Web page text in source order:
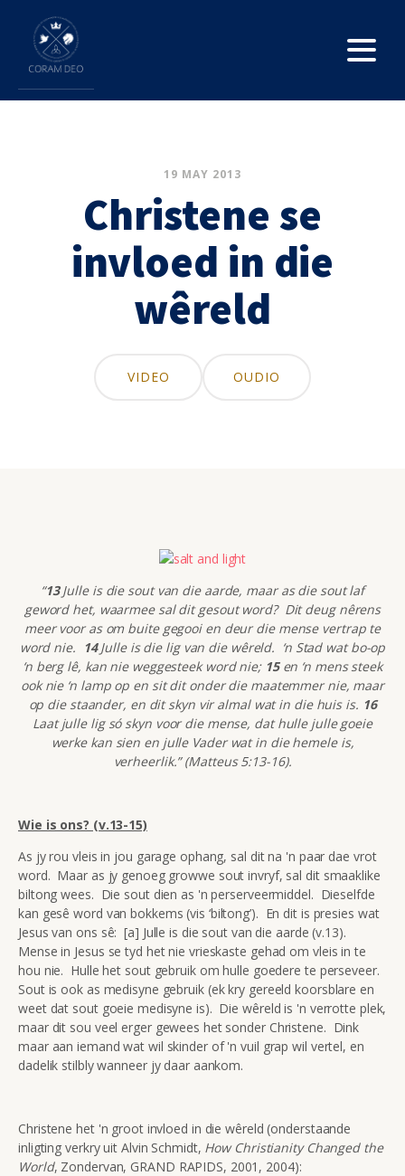
19 MAY 2013
Christene se
invloed in die
wêreld
VIDEO OUDIO
“13Julle is die sout van die aarde, maar as die sout laf
geword het, waarmee sal dit gesout word? Dit deug nêrens
meer voor as om buite gegooi en deur die mense vertrap te
word nie.
14Julle is die lig van die wêreld. ‘n Stad wat bo-op
‘n berg lê, kan nie weggesteek word nie; 15 en ‘n mens steek
ook nie ‘n lamp op en sit dit onder die maatemmer nie, maar
op die staander, en dit skyn vir almal wat in die huis is. 16
Laat julle lig só skyn voor die mense, dat hulle julle goeie
werke kan sien en julle Vader wat in die hemele is,
verheerlik.” (Matteus 5:13-16).
Wie is ons? (v.13-15)
As jy rou vleis in jou garage ophang, sal dit na 'n paar dae vrot
word. Maar as jy genoeg growwe sout invryf, sal dit smaaklike
biltong wees. Die sout dien as 'n perserveermiddel. Dieselfde
kan gesê word van bokkems (vis ‘biltong’). En dit is presies wat
Jesus van ons sê: [a] Julle is die sout van die aarde (v.13).
Mense in Jesus se tyd het nie vrieskaste gehad om vleis in te
hou nie. Hulle het sout gebruik om hulle goedere te perseveer.
Sout is ook as medisyne gebruik (ek kry gereeld koorsblare en
weet dat sout goeie medisyne is). Die wêreld is 'n verrotte plek,
maar dit sou veel erger gewees het sonder Christene. Dink
maar aan iemand wat wil skinder of 'n vuil grap wil vertel, en
dadelik stilbly wanneer jy daar aankom.
Christene het 'n groot invloed in die wêreld (onderstaande
inligting verkry uit Alvin Schmidt, How Christianity Changed the
World, Zondervan, GRAND RAPIDS, 2001, 2004):